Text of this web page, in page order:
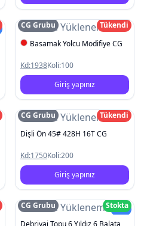
Resim Yüklenemedi
CG Grubu
Tükendi
Basamak Yolcu Modifiye CG
Kd:1938Koli:100
Giriş yapınız
Resim Yüklenemedi
CG Grubu
Tükendi
Dişli Ön 45# 428H 16T CG
Kd:1750Koli:200
Giriş yapınız
Resim YüklenemediYeni
CG Grubu
Stokta
Debriyaj Topu 6 Yıldız 6 Balata